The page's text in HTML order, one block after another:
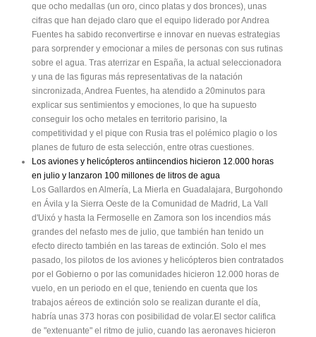
que ocho medallas (un oro, cinco platas y dos bronces), unas
cifras que han dejado claro que el equipo liderado por Andrea
Fuentes ha sabido reconvertirse e innovar en nuevas estrategias
para sorprender y emocionar a miles de personas con sus rutinas
sobre el agua. Tras aterrizar en España, la actual seleccionadora
y una de las figuras más representativas de la natación
sincronizada, Andrea Fuentes, ha atendido a 20minutos para
explicar sus sentimientos y emociones, lo que ha supuesto
conseguir los ocho metales en territorio parisino, la
competitividad y el pique con Rusia tras el polémico plagio o los
planes de futuro de esta selección, entre otras cuestiones.
Los aviones y helicópteros antiincendios hicieron 12.000 horas
en julio y lanzaron 100 millones de litros de agua
Los Gallardos en Almería, La Mierla en Guadalajara, Burgohondo
en Ávila y la Sierra Oeste de la Comunidad de Madrid, La Vall
d'Uixó y hasta la Fermoselle en Zamora son los incendios más
grandes del nefasto mes de julio, que también han tenido un
efecto directo también en las tareas de extinción. Solo el mes
pasado, los pilotos de los aviones y helicópteros bien contratados
por el Gobierno o por las comunidades hicieron 12.000 horas de
vuelo, en un periodo en el que, teniendo en cuenta que los
trabajos aéreos de extinción solo se realizan durante el día,
habría unas 373 horas con posibilidad de volar.El sector califica
de "extenuante" el ritmo de julio, cuando las aeronaves hicieron